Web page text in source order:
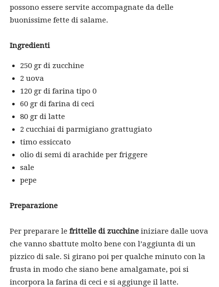
possono essere servite accompagnate da delle
buonissime fette di salame.
Ingredienti
250 gr di zucchine
2 uova
120 gr di farina tipo 0
60 gr di farina di ceci
80 gr di latte
2 cucchiai di parmigiano grattugiato
timo essiccato
olio di semi di arachide per friggere
sale
pepe
Preparazione
Per preparare le frittelle di zucchine iniziare dalle uova
che vanno sbattute molto bene con l’aggiunta di un
pizzico di sale. Si girano poi per qualche minuto con la
frusta in modo che siano bene amalgamate, poi si
incorpora la farina di ceci e si aggiunge il latte.